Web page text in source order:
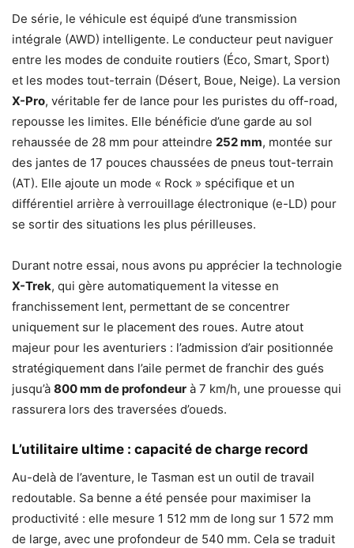
De série, le véhicule est équipé d’une transmission
intégrale (AWD) intelligente. Le conducteur peut naviguer
entre les modes de conduite routiers (Éco, Smart, Sport)
et les modes tout-terrain (Désert, Boue, Neige). La version
X-Pro, véritable fer de lance pour les puristes du off-road,
repousse les limites. Elle bénéficie d’une garde au sol
rehaussée de 28 mm pour atteindre 252 mm, montée sur
des jantes de 17 pouces chaussées de pneus tout-terrain
(AT). Elle ajoute un mode « Rock » spécifique et un
différentiel arrière à verrouillage électronique (e-LD) pour
se sortir des situations les plus périlleuses.
Durant notre essai, nous avons pu apprécier la technologie
X-Trek, qui gère automatiquement la vitesse en
franchissement lent, permettant de se concentrer
uniquement sur le placement des roues. Autre atout
majeur pour les aventuriers : l’admission d’air positionnée
stratégiquement dans l’aile permet de franchir des gués
jusqu’à 800 mm de profondeur à 7 km/h, une prouesse qui
rassurera lors des traversées d’oueds.
L’utilitaire ultime : capacité de charge record
Au-delà de l’aventure, le Tasman est un outil de travail
redoutable. Sa benne a été pensée pour maximiser la
productivité : elle mesure 1 512 mm de long sur 1 572 mm
de large, avec une profondeur de 540 mm. Cela se traduit